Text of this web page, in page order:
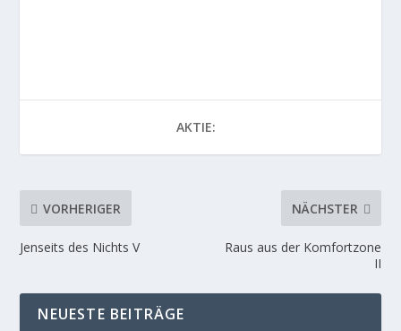
AKTIE:
VORHERIGER
Jenseits des Nichts V
NÄCHSTER
Raus aus der Komfortzone
II
NEUESTE BEITRÄGE